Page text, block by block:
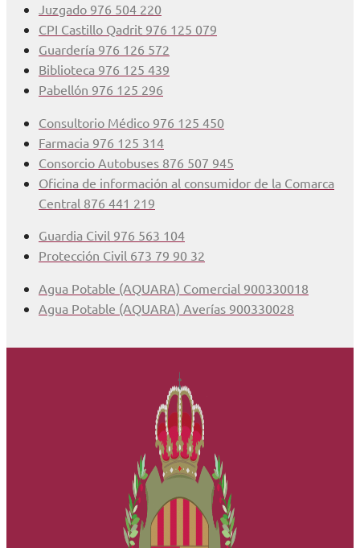
Juzgado 976 504 220
CPI Castillo Qadrit 976 125 079
Guardería 976 126 572
Biblioteca 976 125 439
Pabellón 976 125 296
Consultorio Médico 976 125 450
Farmacia 976 125 314
Consorcio Autobuses 876 507 945
Oficina de información al consumidor de la Comarca
Central 876 441 219
Guardia Civil 976 563 104
Protección Civil 673 79 90 32
Agua Potable (AQUARA) Comercial 900330018
Agua Potable (AQUARA) Averías 900330028